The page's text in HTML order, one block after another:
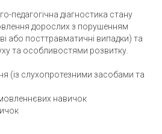
педагогічна діагностика стану
дорослих з порушенням
або посттравматичні випадки) та
та особливостями розвитку.
(із слухопротезними засобами та
навичок